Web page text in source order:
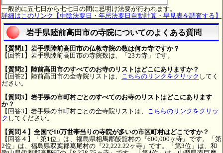
一般的に五七日から七七日の間に忌明け法要が行われます。
詳細はこのリンク【中陰法要日・年忌法要日自動計算・早見表を調査する】
岩手県陸前高田市の寺院についてのよくある質問
【質問1】岩手県陸前高田市の仏教寺院の数は何カ寺ですか？
【回答1】岩手県陸前高田市の寺院数は、「23カ寺」です。
【質問2】陸前高田市のすべてのお寺のリストはどこにありますか？
【回答2】陸前高田市の全寺院リストは、
こちらのリンクをクリック してく
ださい。
【質問3】岩手県の市町村ごとのすべてのお寺のリストはどこにあります
か？
【回答3】岩手県の市町村ごとの全寺院リストは、
こちらのリンクをクリッ
ク してください。
【質問４】全国で10万世帯当りの寺院が多いの市区町村はどこですか？
【回答４】「第1位」は、福島県相馬郡飯舘村の『600,000ヶ寺』です。「第
2位」は、福島県双葉郡葛尾村の『22,222.22ヶ寺』です。「第3位」は、和